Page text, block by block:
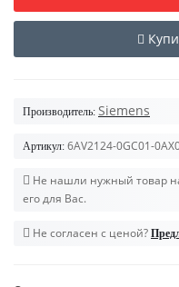
Производитель: Siemens
Артикул: 6AV2124-0GC01-
Не нашли нужный товар
его для Вас.
Не согласен с ценой?